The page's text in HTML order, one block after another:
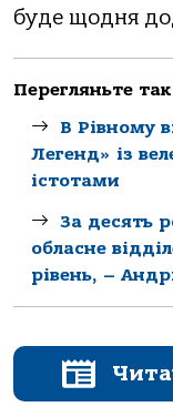
буде щодня
Перегляньте
В Рівному
Легенд» із
істотами
За десять
обласне
рівень, –